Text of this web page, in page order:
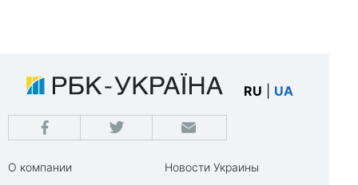
RU UA
О компании
Новости Украины